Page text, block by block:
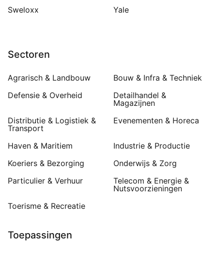
Sweloxx
Yale
Sectoren
Agrarisch & Landbouw
Bouw & Infra & Techniek
Defensie & Overheid
Detailhandel &
Magazijnen
Distributie & Logistiek &
Transport
Evenementen & Horeca
Haven & Maritiem
Industrie & Productie
Koeriers & Bezorging
Onderwijs & Zorg
Particulier & Verhuur
Telecom & Energie &
Nutsvoorzieningen
Toerisme & Recreatie
Toepassingen